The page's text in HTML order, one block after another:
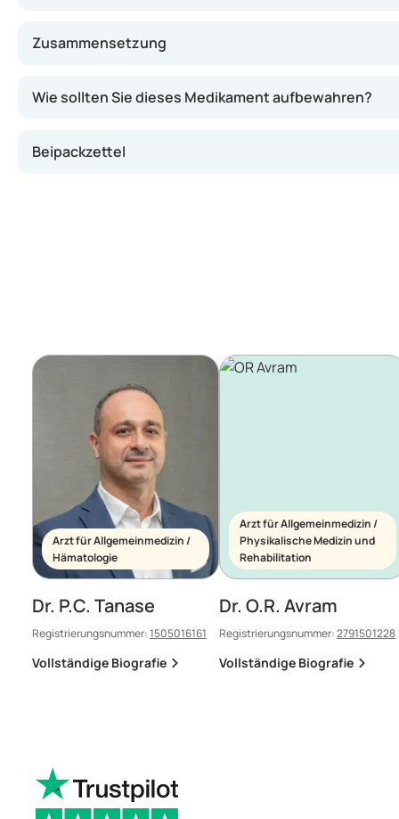
Zusammensetzung
Wie sollten Sie dieses Medikament aufbewahren?
Beipackzettel
Arzt für Allgemeinmedizin /
Hämatologie
Dr. P.C. Tanase
Registrierungsnummer:1505016161
Vollständige Biografie
Arzt für Allgemeinmedizin /
Physikalische Medizin und
Rehabilitation
Dr. O.R. Avram
Registrierungsnummer:2791501228
Vollständige Biografie